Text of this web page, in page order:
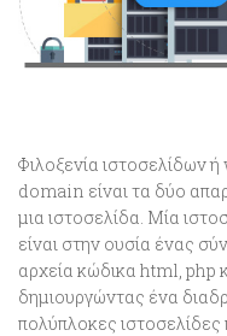
Φιλοξενία ιστοσελίδων
domain είναι τα δύο
μια ιστοσελίδα. Μία
είναι στην ουσία ένας
αρχεία κώδικα html, php
δημιουργώντας ένα
πολύπλοκες